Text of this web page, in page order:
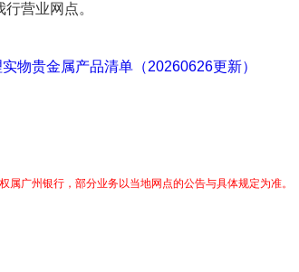
营业网点。
物贵金属产品清单（20260626更新）
属广州银行，部分业务以当地网点的公告与具体规定为准。